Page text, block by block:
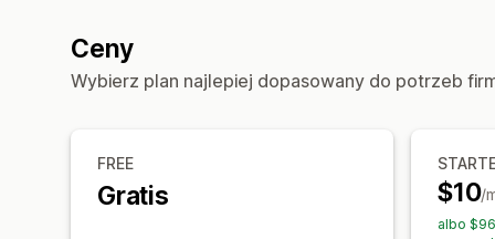
Ceny
Wybierz plan najlepiej dopasowany do potrzeb
FREE
Gratis $10/
albo